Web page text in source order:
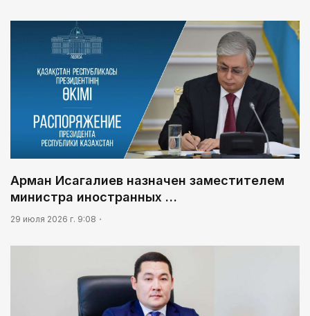
Арман Исагалиев назначен заместителем
министра иностранных …
29 июля 2026 г. 9:08